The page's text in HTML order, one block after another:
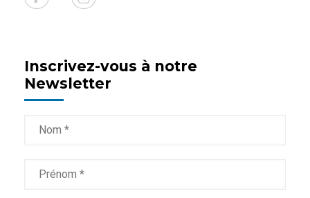
Inscrivez-vous à notre
Newsletter